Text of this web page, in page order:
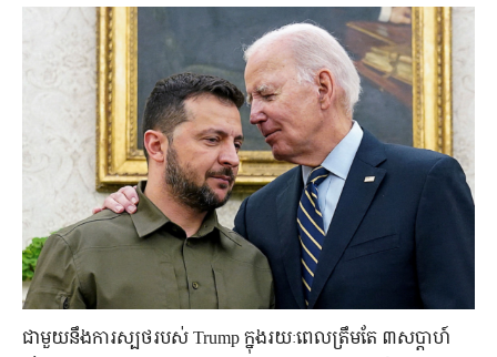
ជាមួយនឹងការស្បថរបស់ Trump ក្នុងរយៈពេលត្រឹមតែ ៣សប្តាហ៍